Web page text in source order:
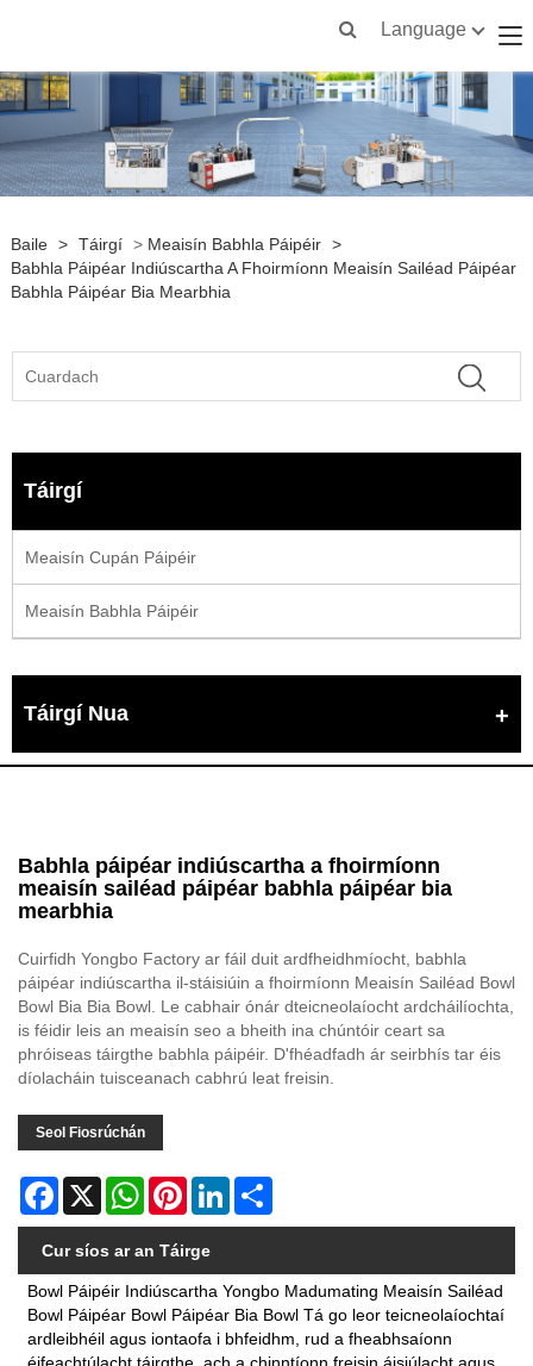
Language
Baile > Táirgí > Meaisín Babhla Páipéir >
Babhla Páipéar Indiúscartha A Fhoirmíonn Meaisín Sailéad Páipéar
Babhla Páipéar Bia Mearbhia
Táirgí
Meaisín Cupán Páipéir
Meaisín Babhla Páipéir
Táirgí Nua
Babhla páipéar indiúscartha a fhoirmíonn
meaisín sailéad páipéar babhla páipéar bia
mearbhia
Cuirfidh Yongbo Factory ar fáil duit ardfheidhmíocht, babhla
páipéar indiúscartha il-stáisiúin a fhoirmíonn Meaisín Sailéad Bowl
Bowl Bia Bia Bowl. Le cabhair ónár dteicneolaíocht ardcháilíochta,
is féidir leis an meaisín seo a bheith ina chúntóir ceart sa
phróiseas táirgthe babhla páipéir. D'fhéadfadh ár seirbhís tar éis
díolacháin tuisceanach cabhrú leat freisin.
Seol Fiosrúchán
Facebook
X WhatsAppPinterestLinkedIn
Cur síos ar an Táirge
Bowl Páipéir Indiúscartha Yongbo Madumating Meaisín Sailéad
Bowl Páipéar Bowl Páipéar Bia Bowl Tá go leor teicneolaíochtaí
ardleibhéil agus iontaofa i bhfeidhm, rud a fheabhsaíonn